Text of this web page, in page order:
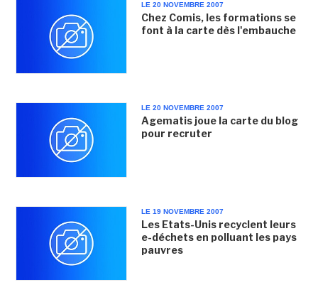
LE 20 NOVEMBRE 2007
Chez Comis, les formations se
font à la carte dès l'embauche
LE 20 NOVEMBRE 2007
Agematis joue la carte du blog
pour recruter
LE 19 NOVEMBRE 2007
Les Etats-Unis recyclent leurs
e-déchets en polluant les pays
pauvres